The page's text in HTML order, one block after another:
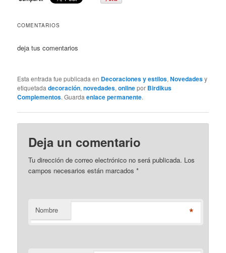
COMENTARIOS
deja tus comentarios
Esta entrada fue publicada en Decoraciones y estilos,Novedadesy
etiquetadadecoración,novedades,onlinepor Birdikus
Complementos. Guardaenlace permanente.
Deja un comentario
Tu dirección de correo electrónico no será publicada. Los
campos necesarios están marcados*
Nombre *